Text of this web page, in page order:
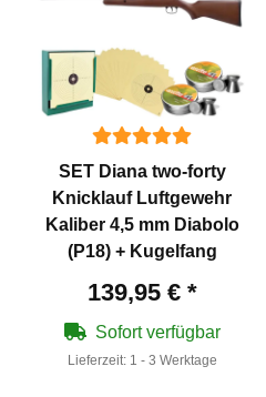
SET Diana two-forty
Knicklauf Luftgewehr
Kaliber 4,5 mm Diabolo
(P18) + Kugelfang
139,95 € *
Sofort verfügbar
Lieferzeit: 1 - 3 Werktage